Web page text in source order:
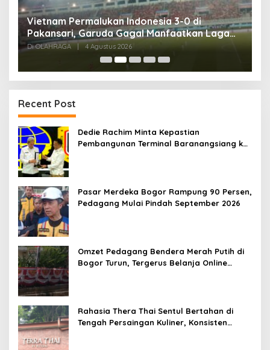
Vietnam Permalukan Indonesia 3-0 di
Pakansari, Garuda Gagal Manfaatkan Laga
Kandang
Di OLAHRAGA | 4 Agustus 2026
Recent Post
Dedie Rachim Minta Kepastian
Pembangunan Terminal Baranangsiang ke
Pasar Merdeka Bogor Rampung 90 Persen,
Pedagang Mulai Pindah September 2026
Omzet Pedagang Bendera Merah Putih di
Bogor Turun, Tergerus Belanja Online
Rahasia Thera Thai Sentul Bertahan di
Tengah Persaingan Kuliner, Konsisten